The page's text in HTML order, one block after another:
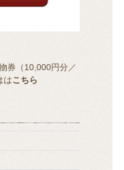
券（10,000円分／
はこちら